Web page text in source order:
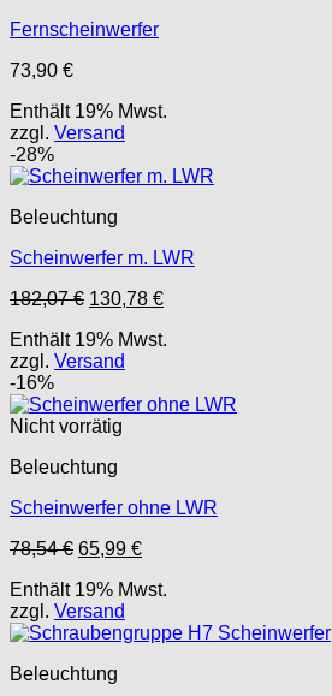
Fernscheinwerfer
73,90 €
Enthält 19% Mwst.
zzgl. Versand
-28%
Beleuchtung
Scheinwerfer m. LWR
182,07€ Ursprünglicher
war:
182,07 €
130,78 €Aktueller
ist:
Enthält 19% Mwst.
zzgl. Versand
-16%
Nicht vorrätig
Beleuchtung
Scheinwerfer ohne LWR
78,54€ Ursprünglicher
war:
78,54 €
65,99 €Aktueller
ist:
Enthält 19% Mwst.
zzgl. Versand
Beleuchtung